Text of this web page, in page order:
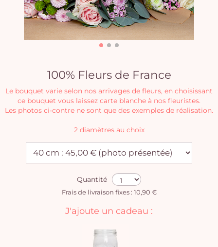
100% Fleurs de France
Le bouquet varie selon nos arrivages de fleurs, en choisissant
ce bouquet vous laissez carte blanche à nos fleuristes.
Les photos ci-contre ne sont que des exemples de réalisation.
2 diamètres au choix
Quantité
Frais de livraison fixes : 10,90 €
J'ajoute un cadeau :